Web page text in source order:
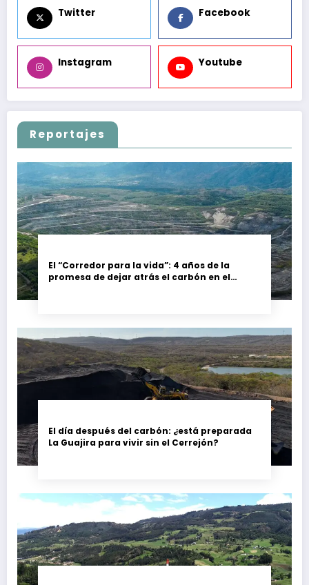
Twitter Facebook
Instagram Youtube
Reportajes
El “Corredor para la vida”: 4 años de la
promesa de dejar atrás el carbón en el
El día después del carbón: ¿está preparada
La Guajira para vivir sin el Cerrejón?